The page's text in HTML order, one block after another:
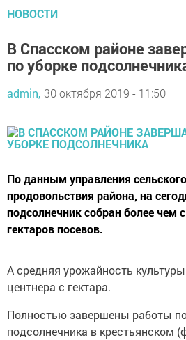
НОВОСТИ
В Спасском районе
по уборке
admin, 30 октября 2019 - 11:50
По данным управления
продовольствия района, на
подсолнечник собран более чем
гектаров посевов.
А средняя урожайность
центнера с гектара.
Полностью завершены работы
подсолнечника в крестьянском